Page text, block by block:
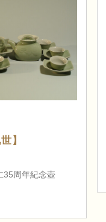
】
35周年紀念壺